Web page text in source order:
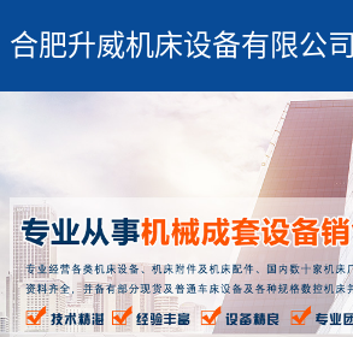
合肥升威机床设备有限公司